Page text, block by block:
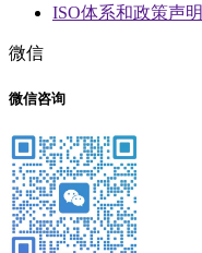
ISO体系和政策声明
微信
微信咨询